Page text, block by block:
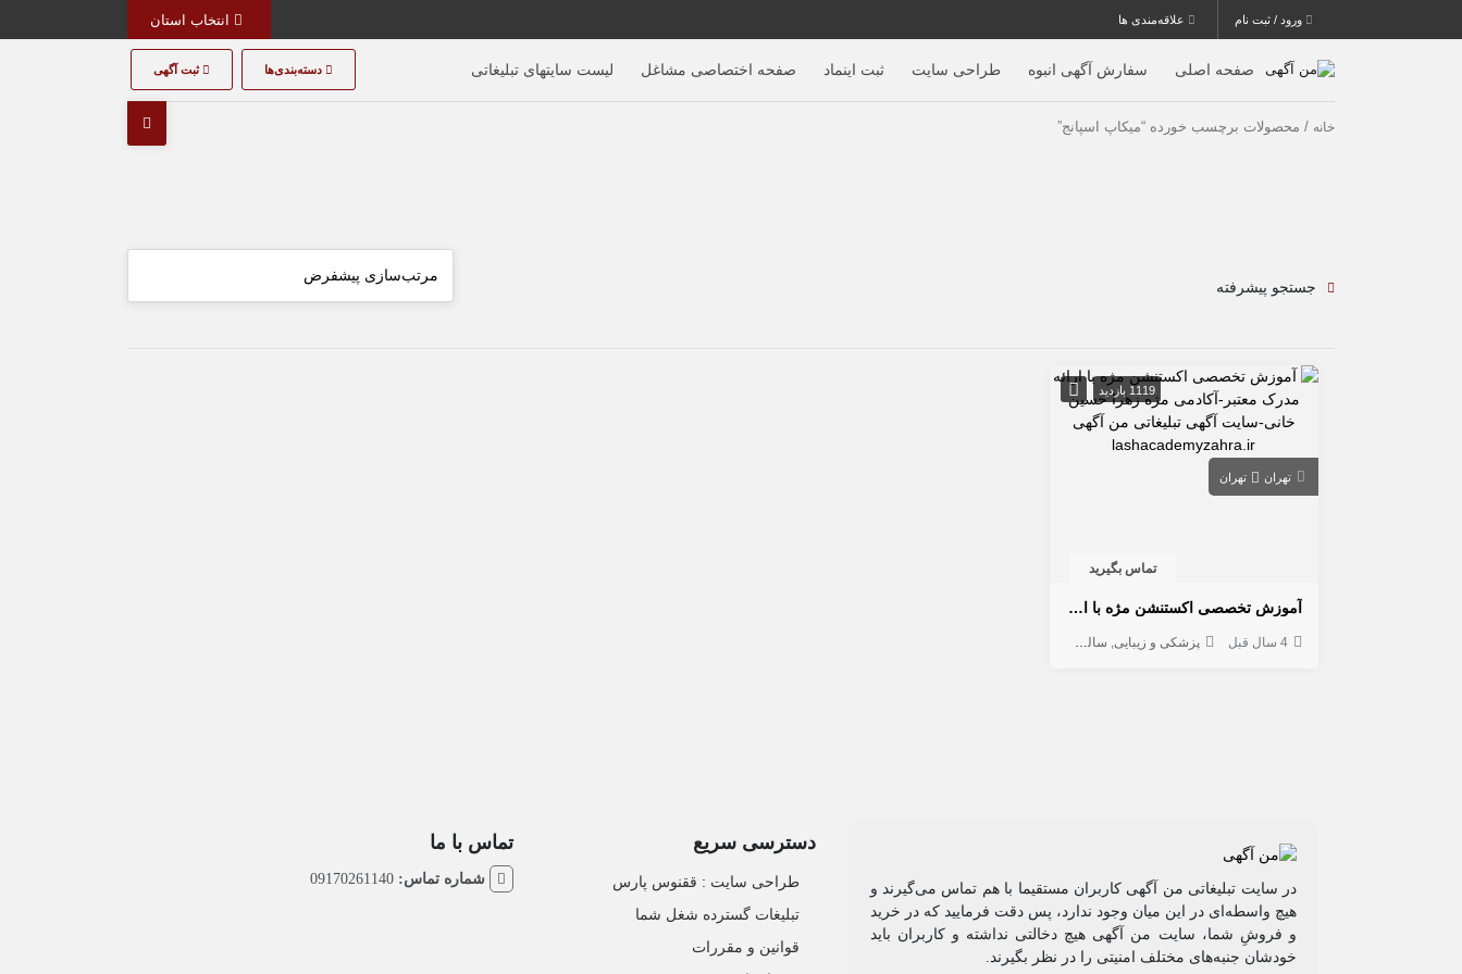
ورود / ثبت نام علاقه‌مندی ها
صفحه اصلی سفارش آگهی انبوه طراحی سایت ثبت اینماد صفحه اختصاصی مشاغل لیست سایتهای تبلیغاتی دسته‌بندی‌ها ثبت آگهی
خانه / محصولات برچسب خورده “ميكاپ اسپانج”
جستجو پیشرفته
1119 بازدید
تهران تهران
تماس بگیرید
آموزش تخصصی اکستنشن مژه با ارائه مدرک معتبر
4 سال قبل پزشکی و زیبایی سالن آرایش و زیبایی
در سایت تبلیغاتی من آگهی کاربران مستقیما با هم تماس می‌گیرند و
هیچ واسطه‌ای در این میان وجود ندارد، پس دقت فرمایید که در خرید
و فروشِ شما، سایت من آگهی هیچ دخالتی نداشته و کاربران باید
خودشان جنبه‌های مختلف امنیتی را در نظر بگیرند.
دسترسی سریع
طراحی سایت :‌ ققنوس پارس
تبلیغات گسترده شغل شما
قوانین و مقررات
تماس با ما
شماره تماس: 09170261140